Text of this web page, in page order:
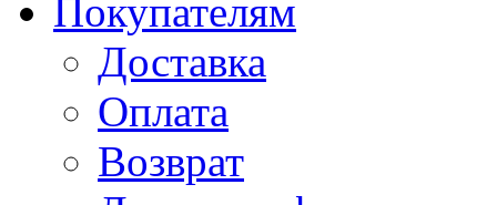
Покупателям
Доставка
Оплата
Возврат